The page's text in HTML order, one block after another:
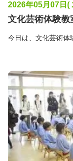
2026年05月07日(
文化芸術体験教
今日は、文化芸術体